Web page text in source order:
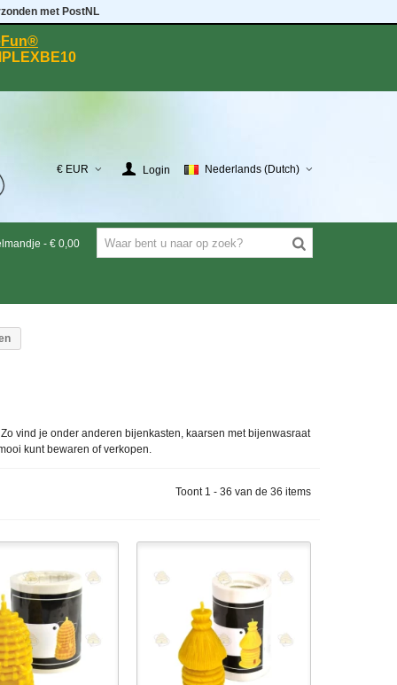
met PostNL
€ EUR Login Nederlands (Dutch)
- € 0,00
vind je onder anderen bijenkasten, kaarsen met bijenwasraat
kunt bewaren of verkopen.
Toont 1 - 36 van de 36 items